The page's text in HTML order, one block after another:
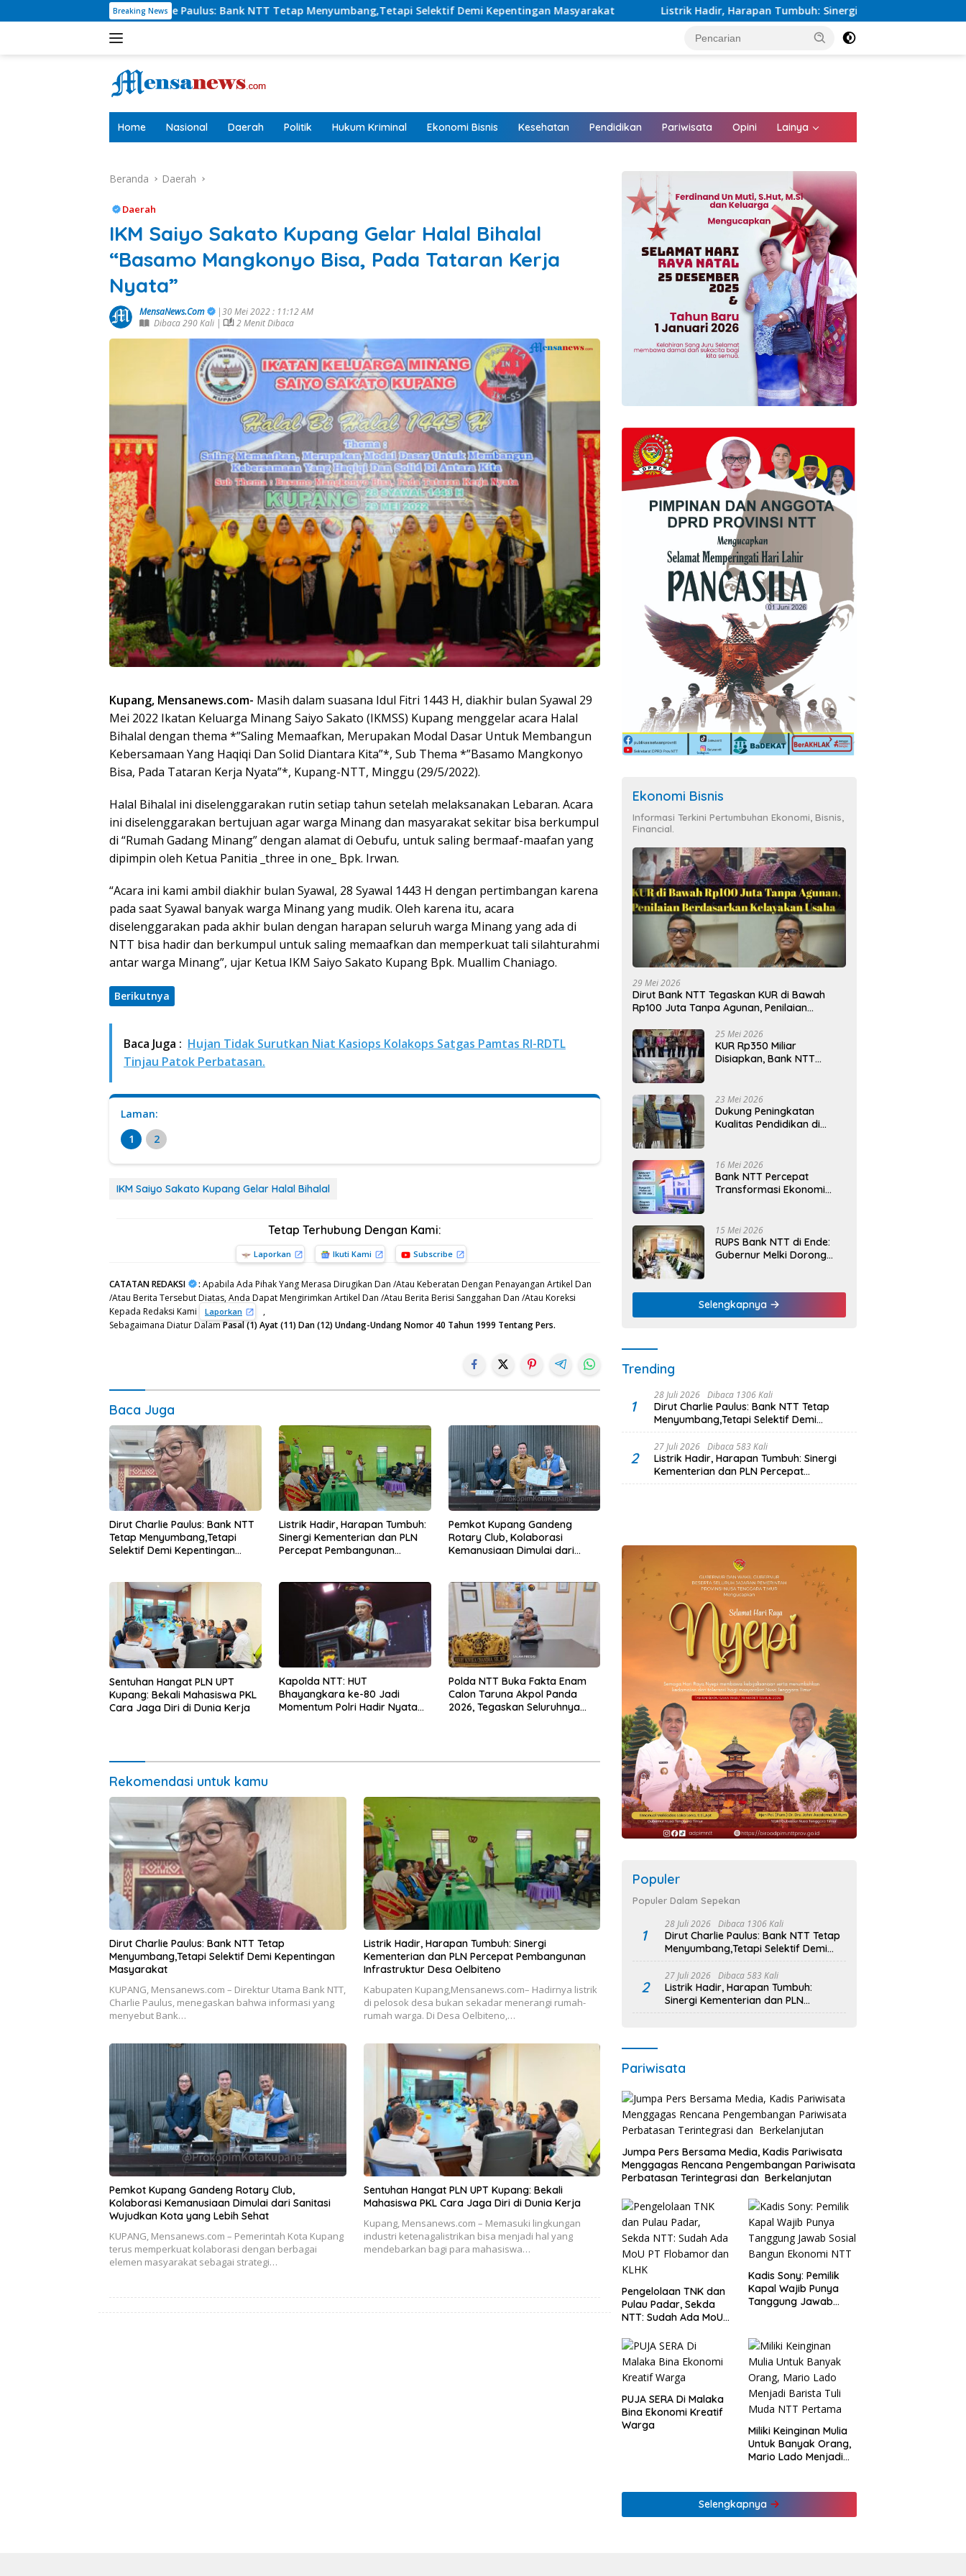
ke
Breaking News
Charlie Paulus: Bank NTT Tetap Menyumbang,Tetapi Selektif Demi Kepentingan Masyarakat Listrik Hadir, Harapan Tumbuh: Sinergi Kementerian dan PLN Percepat
Home Nasional Daerah Politik Hukum Kriminal Ekonomi Bisnis Kesehatan Pendidikan Pariwisata Opini Lainya
Beranda Daerah
Daerah
IKM Saiyo Sakato Kupang Gelar Halal Bihalal
“Basamo Mangkonyo Bisa, Pada Tataran Kerja
Nyata”
MensaNews.Com
|30 Mei 2022 : 11:12 AM
Dibaca 290 Kali |
2 Menit Dibaca
Kupang, Mensanews.com- Masih dalam suasana Idul Fitri 1443 H, diakhir bulan Syawal 29
Mei 2022 Ikatan Keluarga Minang Saiyo Sakato (IKMSS) Kupang menggelar acara Halal
Bihalal dengan thema *”Saling Memaafkan, Merupakan Modal Dasar Untuk Membangun
Kebersamaan Yang Haqiqi Dan Solid Diantara Kita”*, Sub Thema *”Basamo Mangkonyo
Bisa, Pada Tataran Kerja Nyata”*, Kupang-NTT, Minggu (29/5/2022).
Halal Bihalal ini diselenggarakan rutin setiap tahun setelah melaksanakan Lebaran. Acara
ini diselenggarakan bertujuan agar warga Minang dan masyarakat sekitar bisa berkumpul
di “Rumah Gadang Minang” dengan alamat di Oebufu, untuk saling bermaaf-maafan yang
dipimpin oleh Ketua Panitia _three in one_ Bpk. Irwan.
“Acara ini kami ambil diakhir bulan Syawal, 28 Syawal 1443 H dengan pertimbangan karena
pada saat Syawal banyak warga Minang yang mudik. Oleh karena itu, acara
diselenggarakan pada akhir bulan dengan harapan seluruh warga Minang yang ada di
NTT bisa hadir dan berkumpul untuk saling memaafkan dan memperkuat tali silahturahmi
antar warga Minang”, ujar Ketua IKM Saiyo Sakato Kupang Bpk. Muallim Chaniago.
Berikutnya
Baca Juga : Hujan Tidak Surutkan Niat Kasiops Kolakops Satgas Pamtas RI-RDTL
Tinjau Patok Perbatasan.
Laman:
1
2
IKM Saiyo Sakato Kupang Gelar Halal Bihalal
Tetap Terhubung Dengan Kami:
Laporkan Ikuti Kami Subscribe
CATATAN REDAKSI : Apabila Ada Pihak Yang Merasa Dirugikan Dan /Atau Keberatan Dengan Penayangan Artikel Dan
/Atau Berita Tersebut Diatas, Anda Dapat Mengirimkan Artikel Dan /Atau Berita Berisi Sanggahan Dan /Atau Koreksi
Kepada Redaksi Kami
Laporkan
,
Sebagaimana Diatur DalamPasal (1) Ayat (11) Dan (12) Undang-Undang Nomor 40 Tahun 1999 Tentang Pers.
Baca Juga
Dirut Charlie Paulus: Bank NTT
Tetap Menyumbang,Tetapi
Selektif Demi Kepentingan
Listrik Hadir, Harapan Tumbuh:
Sinergi Kementerian dan PLN
Percepat Pembangunan
Pemkot Kupang Gandeng
Rotary Club, Kolaborasi
Kemanusiaan Dimulai dari
Sentuhan Hangat PLN UPT
Kupang: Bekali Mahasiswa PKL
Cara Jaga Diri di Dunia Kerja
Kapolda NTT: HUT
Bhayangkara ke-80 Jadi
Momentum Polri Hadir Nyata
Polda NTT Buka Fakta Enam
Calon Taruna Akpol Panda
2026, Tegaskan Seluruhnya
Rekomendasi untuk kamu
Dirut Charlie Paulus: Bank NTT Tetap
Menyumbang,Tetapi Selektif Demi Kepentingan
Masyarakat
KUPANG, Mensanews.com – Direktur Utama Bank NTT,
Charlie Paulus, menegaskan bahwa informasi yang
menyebut Bank…
Listrik Hadir, Harapan Tumbuh: Sinergi
Kementerian dan PLN Percepat Pembangunan
Infrastruktur Desa Oelbiteno
Kabupaten Kupang,Mensanews.com– Hadirnya listrik
di pelosok desa bukan sekadar menerangi rumah-
rumah warga. Di Desa Oelbiteno,…
Pemkot Kupang Gandeng Rotary Club,
Kolaborasi Kemanusiaan Dimulai dari Sanitasi
Wujudkan Kota yang Lebih Sehat
KUPANG, Mensanews.com – Pemerintah Kota Kupang
terus memperkuat kolaborasi dengan berbagai
elemen masyarakat sebagai strategi…
Sentuhan Hangat PLN UPT Kupang: Bekali
Mahasiswa PKL Cara Jaga Diri di Dunia Kerja
Kupang, Mensanews.com – Memasuki lingkungan
industri ketenagalistrikan bisa menjadi hal yang
mendebarkan bagi para mahasiswa…
Ekonomi Bisnis
Informasi Terkini Pertumbuhan Ekonomi, Bisnis,
Financial.
29 Mei 2026
Dirut Bank NTT Tegaskan KUR di Bawah
Rp100 Juta Tanpa Agunan, Penilaian
25 Mei 2026
KUR Rp350 Miliar
Disiapkan, Bank NTT
23 Mei 2026
Dukung Peningkatan
Kualitas Pendidikan di
Mahasiswa Universitas
Katolik Weetebula
16 Mei 2026
Bank NTT Percepat
Transformasi Ekonomi
Baru
15 Mei 2026
RUPS Bank NTT di Ende:
Gubernur Melki Dorong
Selengkapnya
Trending
1
28 Juli 2026 Dibaca 1306 Kali
Dirut Charlie Paulus: Bank NTT Tetap
Menyumbang,Tetapi Selektif Demi
Kepentingan Masyarakat
2
27 Juli 2026 Dibaca 583 Kali
Listrik Hadir, Harapan Tumbuh: Sinergi
Kementerian dan PLN Percepat
Pembangunan Infrastruktur Desa
Populer
Populer Dalam Sepekan
1
28 Juli 2026 Dibaca 1306 Kali
Dirut Charlie Paulus: Bank NTT Tetap
Menyumbang,Tetapi Selektif Demi
Kepentingan Masyarakat
2
27 Juli 2026 Dibaca 583 Kali
Listrik Hadir, Harapan Tumbuh:
Sinergi Kementerian dan PLN
Percepat Pembangunan Infrastruktur
Pariwisata
Jumpa Pers Bersama Media, Kadis Pariwisata
Menggagas Rencana Pengembangan Pariwisata
Perbatasan Terintegrasi dan Berkelanjutan
Pengelolaan TNK dan
Pulau Padar, Sekda
NTT: Sudah Ada MoU
KLHK
Kadis Sony: Pemilik
Kapal Wajib Punya
Tanggung Jawab
PUJA SERA Di Malaka
Bina Ekonomi Kreatif
Warga
Miliki Keinginan Mulia
Untuk Banyak Orang,
Mario Lado Menjadi
Selengkapnya